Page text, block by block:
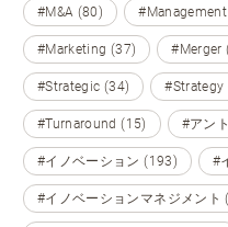
#M&A (80)
#Marketing (37) #Merger
#Strategic (34) #Strategy
#Turnaround (15) #アン
#イノベーション (193) #
#イノベーションマネジメント